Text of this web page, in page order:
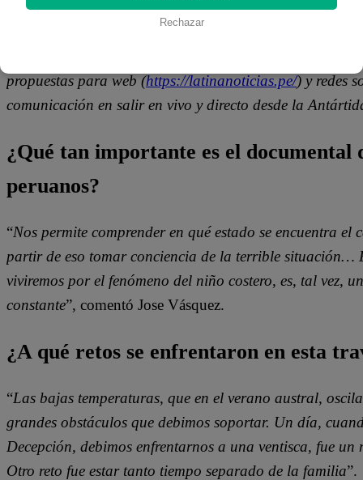
Por primera vez un medio de comunicación visitó
propuestas para web (https://latinanoticias.pe/) y redes
comunicación en salir en vivo y directo desde la
¿Qué tan importante es el
peruanos?
“Nos permite comprender en qué estado se encuentra
partir de eso tomar conciencia de la terrible situación…
viviremos por el fenómeno del niño costero, es, tal vez,
constante”, comentó Jose Vásquez.
¿A qué retos se enfrentaron en esta
“Las bajas temperaturas, que en el verano austral,
grandes obstáculos que debimos soportar. Un día,
Decepción, debimos enfrentarnos a una ventisca, fue
Otro reto fue estar tanto tiempo separado de la familia”.
Rechazar